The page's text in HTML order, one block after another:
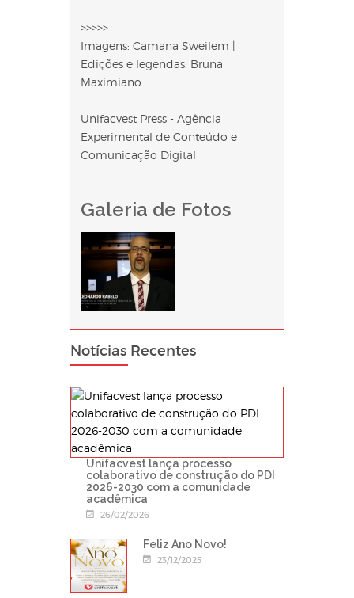
>>>>>
Imagens: Camana Sweilem |
Edições e legendas: Bruna
Maximiano
Unifacvest Press - Agência
Experimental de Conteúdo e
Comunicação Digital
Galeria de Fotos
Notícias Recentes
Unifacvest lança processo
colaborativo de construção do PDI
2026-2030 com a comunidade
acadêmica
26/02/2026
Feliz Ano Novo!
23/12/2025